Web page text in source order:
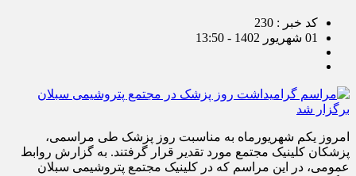
کد خبر : 230
01 شهریور 1402 - 13:50
امروز یکم شهریورماه به مناسبت روز پزشک طی مراسمی،
پزشکان کلینیک مجتمع مورد تقدیر قرار گرفتند. به گزارش روابط
عمومی، در این مراسم که در کلینیک مجتمع پتروشیمی سبلان